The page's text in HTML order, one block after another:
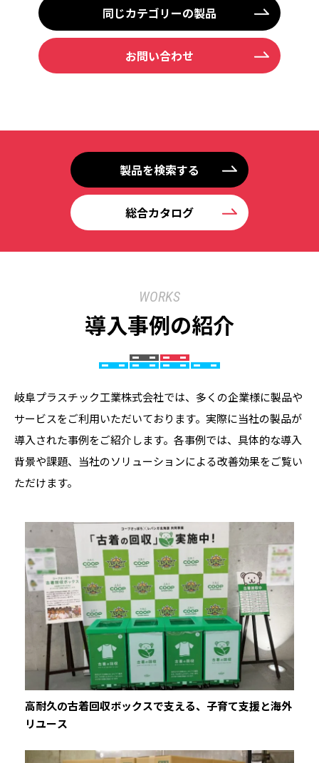
同じカテゴリーの製品
お問い合わせ
製品を検索する
総合カタログ
WORKS
導入事例の紹介
岐阜プラスチック工業株式会社では、多くの企業様に製品や
サービスをご利用いただいております。実際に当社の製品が
導入された事例をご紹介します。各事例では、具体的な導入
背景や課題、当社のソリューションによる改善効果をご覧い
ただけます。
高耐久の古着回収ボックスで支える、子育て支援と海外
リユース